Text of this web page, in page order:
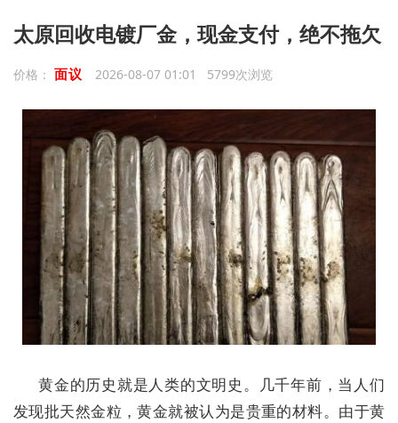
太原回收电镀厂金，现金支付，绝不拖欠
价格： 面议 2026-08-07 01:01 5799次浏览
黄金的历史就是人类的文明史。几千年前，当人们
发现批天然金粒，黄金就被认为是贵重的材料。由于黄